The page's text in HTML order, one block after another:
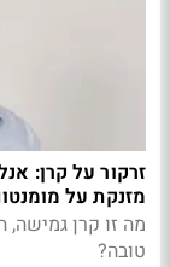
זרקור על קרן:
מזנקת על
מה זו קרן גמישה,
טובה?